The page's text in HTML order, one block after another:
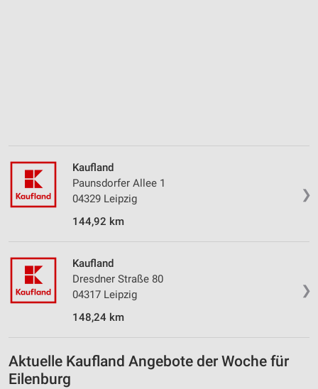
❯
Kaufland
Paunsdorfer Allee 1
04329 Leipzig
144,92 km
❯
Kaufland
Dresdner Straße 80
04317 Leipzig
148,24 km
Aktuelle Kaufland Angebote der Woche für
Eilenburg
Notwendig
Performance